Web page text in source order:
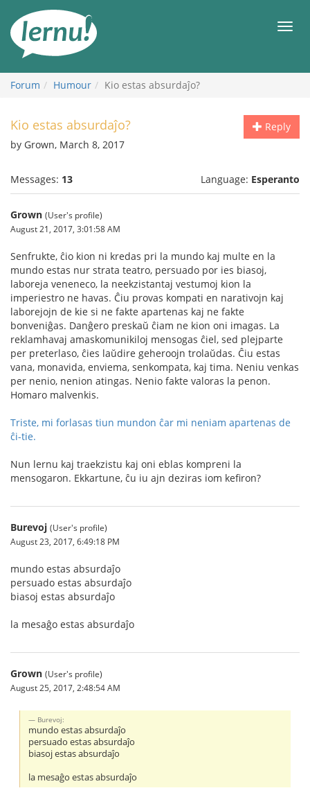
the
content
Forum Humour Kio estas absurdaĵo?
Reply
Kio estas absurdaĵo?
by Grown, March 8, 2017
Messages: 13 Language: Esperanto
Grown (User's profile)
August 21, 2017, 3:01:58 AM
Senfrukte, ĉio kion ni kredas pri la mundo kaj multe en la
mundo estas nur strata teatro, persuado por ies biasoj,
laboreja veneneco, la neekzistantaj vestumoj kion la
imperiestro ne havas. Ĉiu provas kompati en narativojn kaj
laborejojn de kie si ne fakte apartenas kaj ne fakte
bonveniĝas. Danĝero preskaŭ ĉiam ne kion oni imagas. La
reklamhavaj amaskomunikiloj mensogas ĉiel, sed plejparte
per preterlaso, ĉies laŭdire geheroojn trolaŭdas. Ĉiu estas
vana, monavida, enviema, senkompata, kaj tima. Neniu venkas
per nenio, nenion atingas. Nenio fakte valoras la penon.
Homaro malvenkis.
Triste, mi forlasas tiun mundon ĉar mi neniam apartenas de
ĉi-tie.
Nun lernu kaj traekzistu kaj oni eblas kompreni la
mensogaron. Ekkartune, ĉu iu ajn deziras iom kefiron?
Burevoj (User's profile)
August 23, 2017, 6:49:18 PM
mundo estas absurdaĵo
persuado estas absurdaĵo
biasoj estas absurdaĵo
la mesaĝo estas absurdaĵo
Grown (User's profile)
August 25, 2017, 2:48:54 AM
Burevoj:
mundo estas absurdaĵo
persuado estas absurdaĵo
biasoj estas absurdaĵo
la mesaĝo estas absurdaĵo